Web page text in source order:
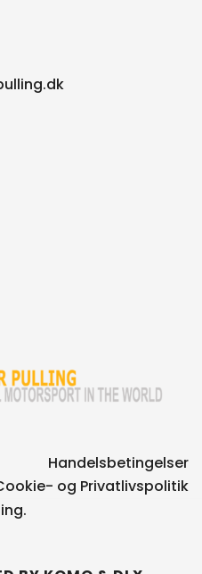
Handelsbetingelser
og Privatlivspolitik